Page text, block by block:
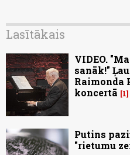
Lasītākais
VIDEO.
sanāk!"
Raimonda
koncertā
1
Putins
"rietumu